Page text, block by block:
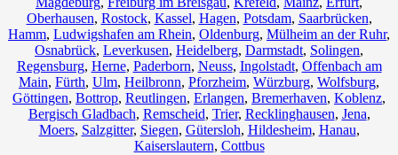
Oberhausen, Rostock, Kassel, Hagen, Potsdam, Saarbrücken,
Hamm, Ludwigshafen am Rhein, Oldenburg, Mülheim an der Ruhr,
Osnabrück, Leverkusen, Heidelberg, Darmstadt, Solingen,
Regensburg, Herne, Paderborn, Neuss, Ingolstadt, Offenbach am
Main, Fürth, Ulm, Heilbronn, Pforzheim, Würzburg, Wolfsburg,
Göttingen, Bottrop, Reutlingen, Erlangen, Bremerhaven, Koblenz,
Bergisch Gladbach, Remscheid, Trier, Recklinghausen, Jena,
Moers, Salzgitter, Siegen, Gütersloh, Hildesheim, Hanau,
Kaiserslautern, Cottbus